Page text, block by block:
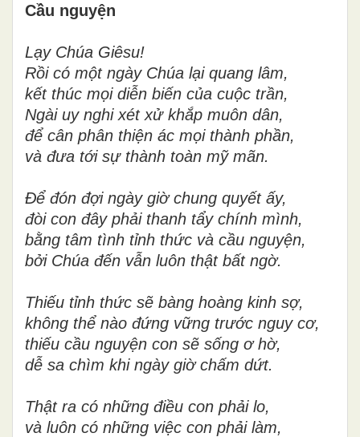
Cầu nguyện
Lạy Chúa Giêsu!
Rồi có một ngày Chúa lại quang lâm,
kết thúc mọi diễn biến của cuộc trần,
Ngài uy nghi xét xử khắp muôn dân,
để cân phân thiện ác mọi thành phần,
và đưa tới sự thành toàn mỹ mãn.
Để đón đợi ngày giờ chung quyết ấy,
đòi con đây phải thanh tẩy chính mình,
bằng tâm tình tỉnh thức và cầu nguyện,
bởi Chúa đến vẫn luôn thật bất ngờ.
Thiếu tỉnh thức sẽ bàng hoàng kinh sợ,
không thể nào đứng vững trước nguy cơ,
thiếu cầu nguyện con sẽ sống ơ hờ,
dễ sa chìm khi ngày giờ chấm dứt.
Thật ra có những điều con phải lo,
và luôn có những việc con phải làm,